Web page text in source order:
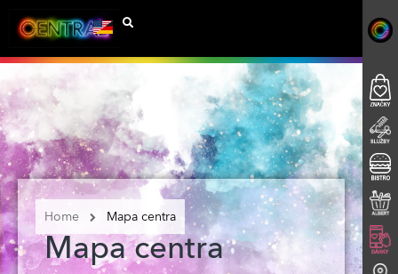
Home Mapa centra
Mapa centra